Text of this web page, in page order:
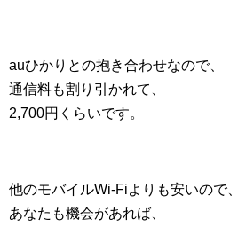
auひかりとの抱き合わせなので、
通信料も割り引かれて、
2,700円くらいです。
他のモバイルWi-Fiよりも安いので、
あなたも機会があれば、